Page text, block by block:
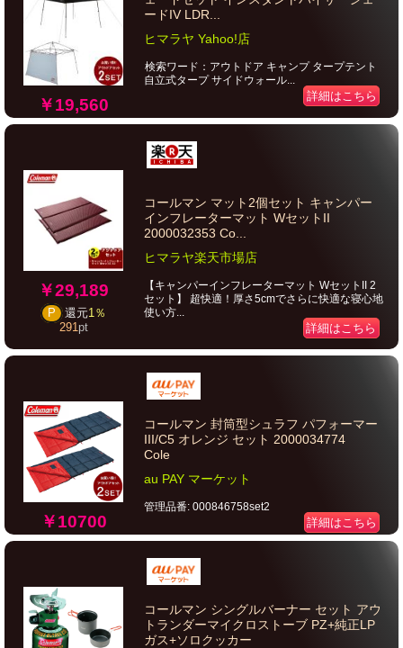
￥19,560
ードIV LDR...
ヒマラヤ Yahoo!店
検索ワード：アウトドア キャンプ タープテント
自立式タープ サイドウォール...
詳細はこちら
￥29,189
P 還元1％
291 pt
コールマン マット2個セット キャンパー
インフレーターマット WセットII
2000032353 Co...
ヒマラヤ楽天市場店
【キャンパーインフレーターマット WセットII 2
セット】 超快適！厚さ5cmでさらに快適な寝心地
使い方...
詳細はこちら
￥10700
コールマン 封筒型シュラフ パフォーマー
III/C5 オレンジ セット 2000034774
Cole
au PAY マーケット
管理品番: 000846758set2
詳細はこちら
コールマン シングルバーナー セット アウ
トランダーマイクロストーブ PZ+純正LP
ガス+ソロクッカー